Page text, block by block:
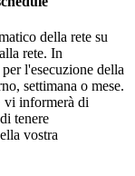
della rete su
rete. In
l'esecuzione della
settimana o mese.
vi informerà di
tenere
vostra